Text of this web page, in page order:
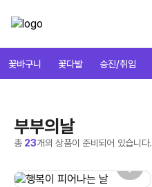
꽃바구니 꽃다발 승진/취임
부부의날
총 23개의 상품이 준비되어 있습니다.